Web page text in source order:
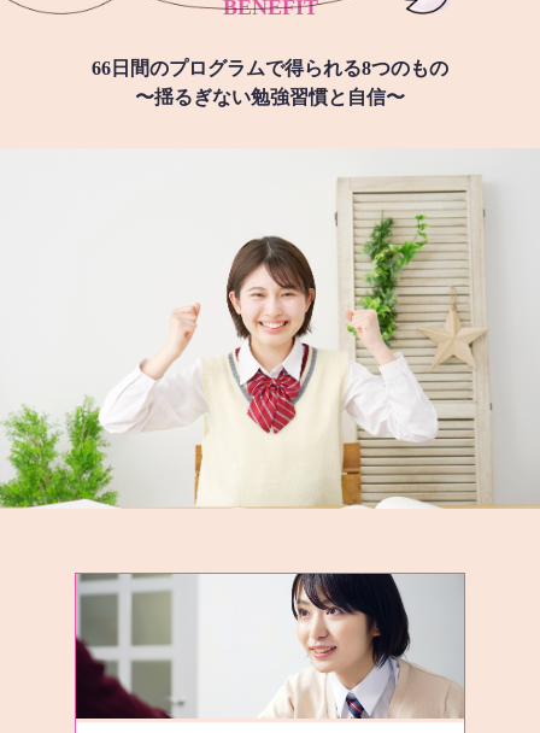
BENEFIT
66日間のプログラムで得られる8つのもの
〜揺るぎない勉強習慣と自信〜